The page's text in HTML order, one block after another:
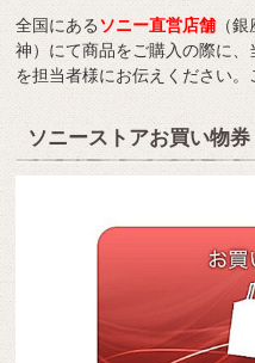
全国にあるソニー直営店舗 （
神）にて商品をご購入の際に、
を担当者様にお伝えください。
ソニーストアお買い物券